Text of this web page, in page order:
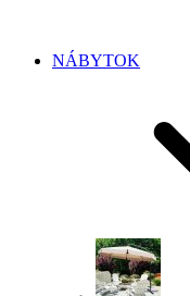
NÁBYTOK